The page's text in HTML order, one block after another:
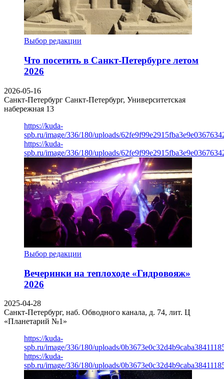
Выбор редакции
Что посетить в Санкт-Петербурге летом
2026
2026-05-16
Санкт-Петербург Санкт-Петербург, Университетская
набережная 13
https://kuda-
spb.ru/image/336/180/uploads/
https://kuda-
spb.ru/image/336/180/uploads/
Выбор редакции
Вечеринки на теплоходе «Гидровояж»
2026
2025-04-28
Санкт-Петербург, наб. Обводного канала, д. 74, лит. Ц
«Планетарий №1»
https://kuda-
spb.ru/image/336/180/uploads/
https://kuda-
spb.ru/image/336/180/uploads/